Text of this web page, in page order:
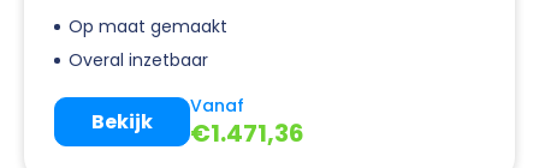
Op maat gemaakt
Overal inzetbaar
Vanaf
€1.471,36
Bekijk